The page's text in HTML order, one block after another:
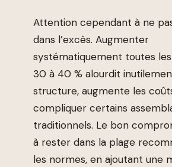
Attention cependant à ne
dans l’excès. Augmenter
systématiquement toutes
30 à 40 % alourdit
structure, augmente les
compliquer certains
traditionnels. Le bon
à rester dans la plage
les normes, en ajoutant une